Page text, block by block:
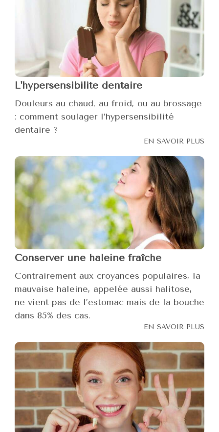
L'hypersensibilité dentaire
Douleurs au chaud, au froid, ou au brossage
: comment soulager l’hypersensibilité
dentaire ?
EN SAVOIR PLUS
Conserver une haleine fraîche
Contrairement aux croyances populaires, la
mauvaise haleine, appelée aussi halitose,
ne vient pas de l’estomac mais de la bouche
dans 85% des cas.
EN SAVOIR PLUS